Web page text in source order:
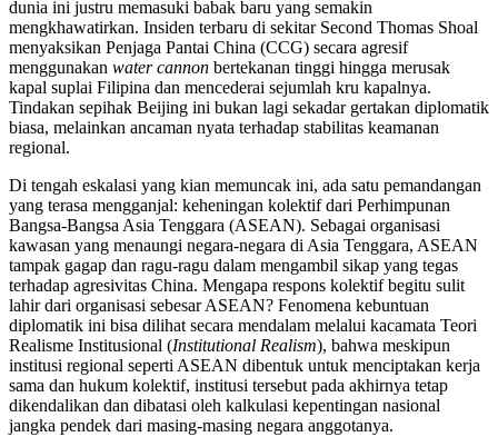
dunia ini justru memasuki babak baru yang semakin
mengkhawatirkan. Insiden terbaru di sekitar Second Thomas Shoal
menyaksikan Penjaga Pantai China (CCG) secara agresif
menggunakan water cannon bertekanan tinggi hingga merusak
kapal suplai Filipina dan mencederai sejumlah kru kapalnya.
Tindakan sepihak Beijing ini bukan lagi sekadar gertakan diplomatik
biasa, melainkan ancaman nyata terhadap stabilitas keamanan
regional.
Di tengah eskalasi yang kian memuncak ini, ada satu pemandangan
yang terasa mengganjal: keheningan kolektif dari Perhimpunan
Bangsa-Bangsa Asia Tenggara (ASEAN). Sebagai organisasi
kawasan yang menaungi negara-negara di Asia Tenggara, ASEAN
tampak gagap dan ragu-ragu dalam mengambil sikap yang tegas
terhadap agresivitas China. Mengapa respons kolektif begitu sulit
lahir dari organisasi sebesar ASEAN? Fenomena kebuntuan
diplomatik ini bisa dilihat secara mendalam melalui kacamata Teori
Realisme Institusional (Institutional Realism), bahwa meskipun
institusi regional seperti ASEAN dibentuk untuk menciptakan kerja
sama dan hukum kolektif, institusi tersebut pada akhirnya tetap
dikendalikan dan dibatasi oleh kalkulasi kepentingan nasional
jangka pendek dari masing-masing negara anggotanya.